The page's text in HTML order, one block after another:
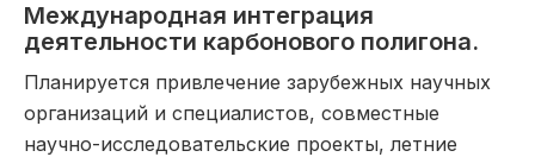
Международная интеграция
деятельности карбонового полигона.
Планируется привлечение зарубежных научных
организаций и специалистов, совместные
научно-исследовательские проекты, летние